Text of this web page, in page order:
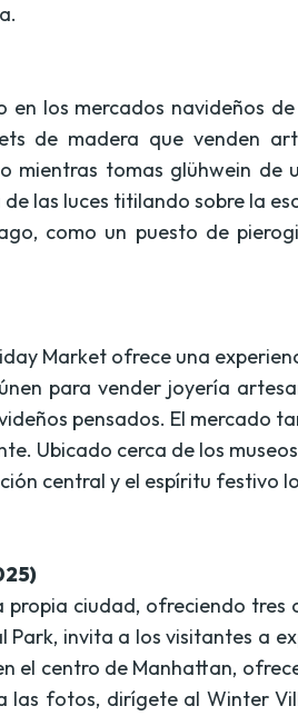
los mercados navideños
de madera que venden
tomas glühwein de
las luces titilando sobre la
como un puesto de
Market ofrece una
para vender joyería
pensados. El mercado
Ubicado cerca de los
central y el espíritu festivo
ciudad, ofreciendo
invita a los visitantes a
el centro de Manhattan,
fotos, dirígete al Winter